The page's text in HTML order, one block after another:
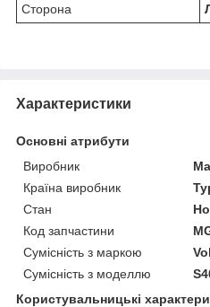
Сторона
Характеристики
Основні атрибути
Виробник
Країна виробник
Стан
Код запчастини
Сумісність з маркою
Сумісність з моделлю
Користувальницькі